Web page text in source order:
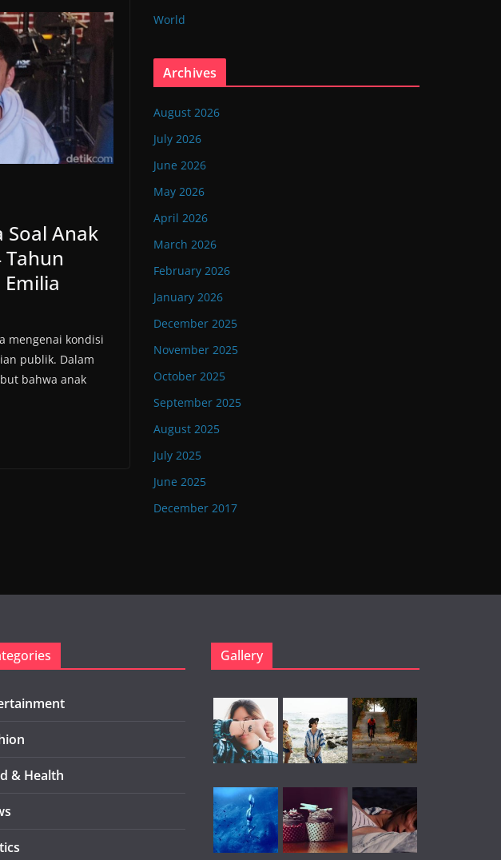
Soal Anak
Tahun
mengenai kondisi
publik. Dalam
bahwa anak
World
Archives
August 2026
July 2026
June 2026
May 2026
April 2026
March 2026
February 2026
January 2026
December 2025
November 2025
October 2025
September 2025
August 2025
July 2025
June 2025
December 2017
& Health
Gallery